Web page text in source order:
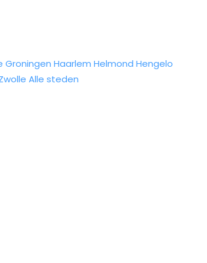
Groningen Haarlem Helmond Hengelo
Alle steden